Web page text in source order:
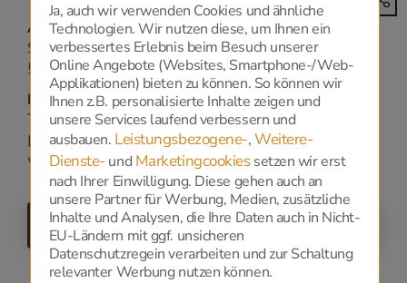
Adresse
Salzachtalstraße 6
5400 - Hallein
Kontakt
Tel.:+43 6245 80253
E-Mail:office@wv-bestattung.at
Web:www.wv-bestattung.at/
ZURÜCK
Ja, auch wir verwenden Cookies und ähnliche
Technologien. Wir nutzen diese, um Ihnen ein
verbessertes Erlebnis beim Besuch unserer
Online Angebote (Websites, Smartphone-/Web-
Applikationen) bieten zu können. So können wir
Ihnen z.B. personalisierte Inhalte zeigen und
unsere Services laufend verbessern und
ausbauen. Leistungsbezogene-,Weitere-
Dienste- und Marketingcookiessetzen wir erst
nach Ihrer Einwilligung. Diese gehen auch an
unsere Partner für Werbung, Medien, zusätzliche
Inhalte und Analysen, die Ihre Daten auch in Nicht-
EU-Ländern mit ggf. unsicheren
Datenschutzregein verarbeiten und zur Schaltung
relevanter Werbung nutzen können.